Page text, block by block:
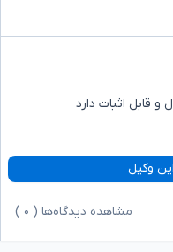
قابل اثبات دارد
وکیل
مشاهده دیدگاه‌ها ( ۰